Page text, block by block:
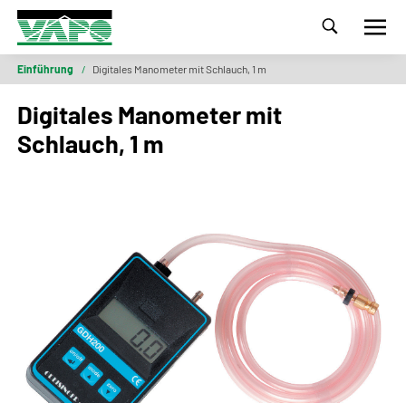
Einführung / Digitales Manometer mit Schlauch, 1 m
Digitales Manometer mit
Schlauch, 1 m